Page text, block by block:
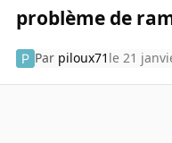
problème de
Par piloux71 le 21